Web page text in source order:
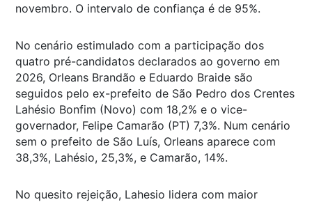
novembro. O intervalo de confiança é de 95%.
No cenário estimulado com a participação dos
quatro pré-candidatos declarados ao governo em
2026, Orleans Brandão e Eduardo Braide são
seguidos pelo ex-prefeito de São Pedro dos Crentes
Lahésio Bonfim (Novo) com 18,2% e o vice-
governador, Felipe Camarão (PT) 7,3%. Num cenário
sem o prefeito de São Luís, Orleans aparece com
38,3%, Lahésio, 25,3%, e Camarão, 14%.
No quesito rejeição, Lahesio lidera com maior